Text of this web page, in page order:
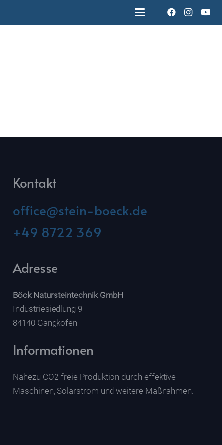
Kontakt
office@stein-boeck.de
+49 8722 369
Adresse
Böck Natursteintechnik GmbH
Industriesiedlung 9
84140 Gangkofen
Informationen
Nahezu CO2-freie Produktion durch effektive
Maschinen, Solarstrom und weitere Maßnahmen.